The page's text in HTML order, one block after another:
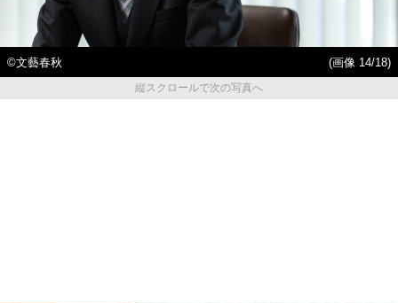
©︎文藝春秋
(画像 14/18)
縦スクロールで次の写真へ